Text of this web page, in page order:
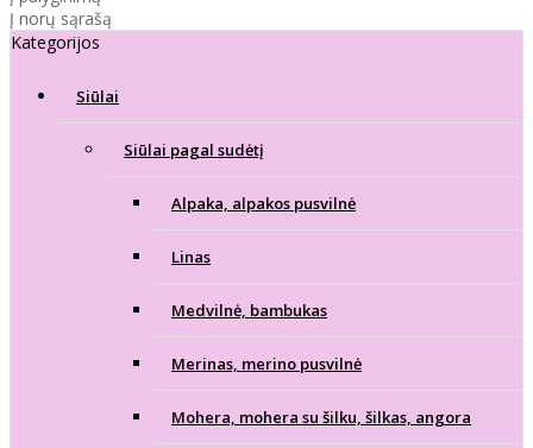
Į norų sąrašą
Kategorijos
Siūlai
Siūlai pagal sudėtį
Alpaka, alpakos pusvilnė
Linas
Medvilnė, bambukas
Merinas, merino pusvilnė
Mohera, mohera su šilku, šilkas, angora